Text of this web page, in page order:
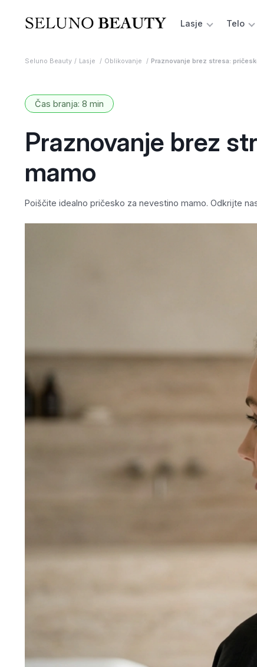
Lasje Telo
Seluno Beauty Lasje Oblikovanje Praznovanje brez stresa:
Čas branja: 8 min
Praznovanje brez
mamo
Poiščite idealno pričesko za nevestino mamo. Odkrijte